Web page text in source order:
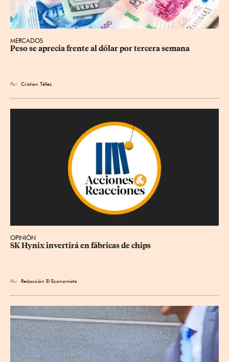
MERCADOS
Peso se aprecia frente al dólar por tercera semana
Por Cristian Téllez
OPINIÓN
SK Hynix invertirá en fábricas de chips
Por Redacción El Economista